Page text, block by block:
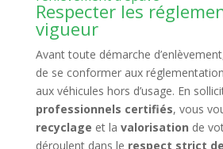
Respecter les
vigueur
Avant toute démarche
de se conformer aux
aux véhicules hors d’usage. En
professionnels certifiés, vous
recyclage et la valorisation de
déroulent dans le respect strict